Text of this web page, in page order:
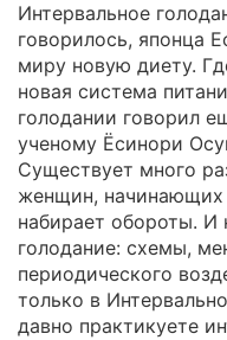
Интервальное
говорилось, японца
миру новую диету.
новая система
голодании говорил
ученому Ёсинори
Существует много
женщин, начинающих
набирает обороты. И
голодание: схемы,
периодического
только в
давно практикуете